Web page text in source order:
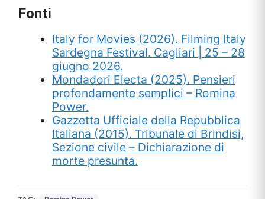
Fonti
Italy for Movies (2026). Filming Italy
Sardegna Festival. Cagliari | 25 – 28
giugno 2026.
Mondadori Electa (2025). Pensieri
profondamente semplici – Romina
Power.
Gazzetta Ufficiale della Repubblica
Italiana (2015). Tribunale di Brindisi,
Sezione civile – Dichiarazione di
morte presunta.